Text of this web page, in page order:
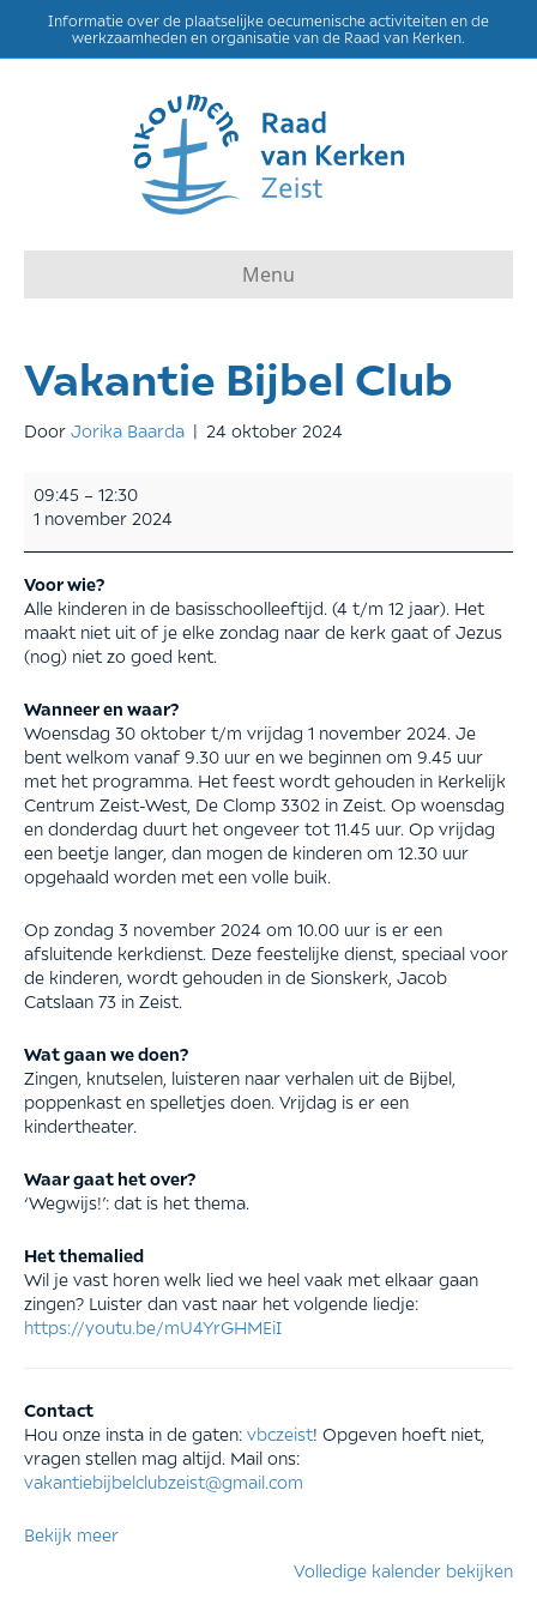
Informatie over de plaatselijke oecumenische activiteiten en de
werkzaamheden en organisatie van de Raad van Kerken.
Menu
Vakantie Bijbel Club
Door Jorika Baarda | 24 oktober 2024
Bijbel
Club
09:45 – 12:30
1 november 2024
Voor wie?
Alle kinderen in de basisschoolleeftijd. (4 t/m 12 jaar). Het
maakt niet uit of je elke zondag naar de kerk gaat of Jezus
(nog) niet zo goed kent.
Wanneer en waar?
Woensdag 30 oktober t/m vrijdag 1 november 2024. Je
bent welkom vanaf 9.30 uur en we beginnen om 9.45 uur
met het programma. Het feest wordt gehouden in Kerkelijk
Centrum Zeist-West, De Clomp 3302 in Zeist. Op woensdag
en donderdag duurt het ongeveer tot 11.45 uur. Op vrijdag
een beetje langer, dan mogen de kinderen om 12.30 uur
opgehaald worden met een volle buik.
Op zondag 3 november 2024 om 10.00 uur is er een
afsluitende kerkdienst. Deze feestelijke dienst, speciaal voor
de kinderen, wordt gehouden in de Sionskerk, Jacob
Catslaan 73 in Zeist.
Wat gaan we doen?
Zingen, knutselen, luisteren naar verhalen uit de Bijbel,
poppenkast en spelletjes doen. Vrijdag is er een
kindertheater.
Waar gaat het over?
‘Wegwijs!’: dat is het thema.
Het themalied
Wil je vast horen welk lied we heel vaak met elkaar gaan
zingen? Luister dan vast naar het volgende liedje:
https://youtu.be/mU4YrGHMEiI
Contact
Hou onze insta in de gaten: vbczeist! Opgeven hoeft niet,
vragen stellen mag altijd. Mail ons:
vakantiebijbelclubzeist@gmail.com
Bekijk meer
Volledige kalender bekijken